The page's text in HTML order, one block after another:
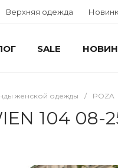
Верхняя одежда
SALE
женской одежды / POZA
104 08-